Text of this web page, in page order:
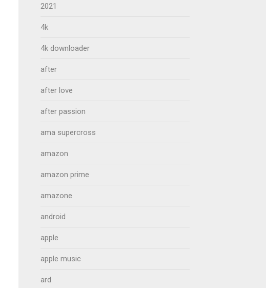
2021
4k
4k downloader
after
after love
after passion
ama supercross
amazon
amazon prime
amazone
android
apple
apple music
ard